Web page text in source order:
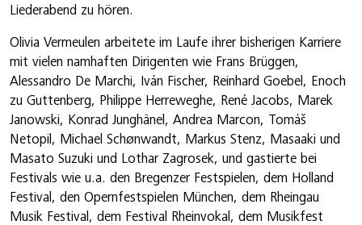
Liederabend zu hören.
Olivia Vermeulen arbeitete im Laufe ihrer bisherigen Karriere
mit vielen namhaften Dirigenten wie Frans Brüggen,
Alessandro De Marchi, Iván Fischer, Reinhard Goebel, Enoch
zu Guttenberg, Philippe Herreweghe, René Jacobs, Marek
Janowski, Konrad Junghänel, Andrea Marcon, Tomáš
Netopil, Michael Schønwandt, Markus Stenz, Masaaki und
Masato Suzuki und Lothar Zagrosek, und gastierte bei
Festivals wie u.a. den Bregenzer Festspielen, dem Holland
Festival, den Opernfestspielen München, dem Rheingau
Musik Festival, dem Festival Rheinvokal, dem Musikfest